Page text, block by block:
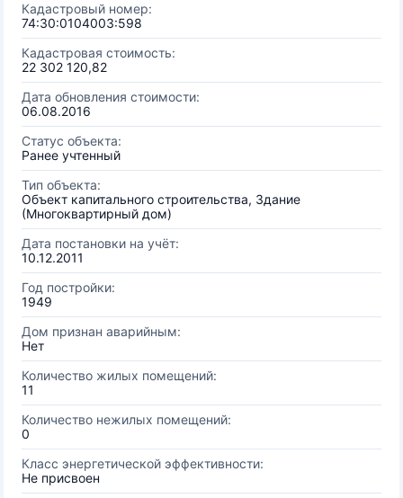
Кадастровый номер:
74:30:0104003:598
Кадастровая стоимость:
22 302 120,82
Дата обновления стоимости:
06.08.2016
Статус объекта:
Ранее учтенный
Тип объекта:
Объект капитального строительства, Здание
(Многоквартирный дом)
Дата постановки на учёт:
10.12.2011
Год постройки:
1949
Дом признан аварийным:
Нет
Количество жилых помещений:
11
Количество нежилых помещений:
0
Класс энергетической эффективности:
Не присвоен